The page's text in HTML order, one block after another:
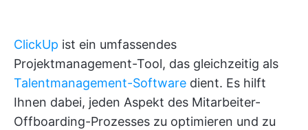
ClickUp ist ein umfassendes
Projektmanagement-Tool, das gleichzeitig als
Talentmanagement-Software dient. Es hilft
Ihnen dabei, jeden Aspekt des Mitarbeiter-
Offboarding-Prozesses zu optimieren und zu